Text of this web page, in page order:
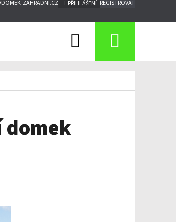
ZAHRADNI.CZ PŘIHLÁŠENÍ REGISTROVAT
Hledat
domek